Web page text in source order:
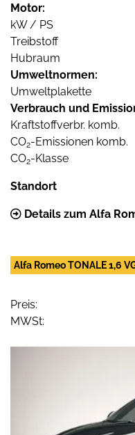
Motor:
kW / PS
Treibstoff
Hubraum
Umweltnormen:
Umweltplakette
Verbrauch und
Kraftstoffverbr. komb.
CO2-Emissionen komb.
CO2-Klasse
Standort
Details zum Alfa
Alfa Romeo TONALE 1,6
Preis:
MWSt: